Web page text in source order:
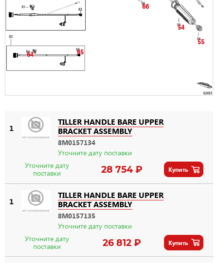
54
55
64 65
66
1
TILLER HANDLE BARE UPPER
BRACKET ASSEMBLY
8M0157134
Уточните дату поставки
Уточните дату
поставки
28 754 ₽ Купить
1
TILLER HANDLE BARE UPPER
BRACKET ASSEMBLY
8M0157135
Уточните дату поставки
Уточните дату
поставки
26 812 ₽ Купить